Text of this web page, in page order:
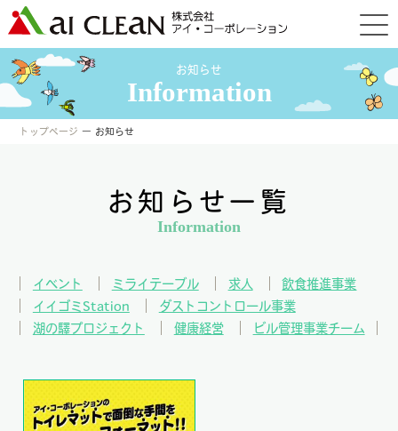
お知らせ
Information
トップページ ― お知らせ
お知らせ一覧
Information
イベント ミライテーブル 求人
飲食推進事業
イイゴミStation
ダストコントロール事業
湖の驛プロジェクト
健康経営 ビル管理事業チーム